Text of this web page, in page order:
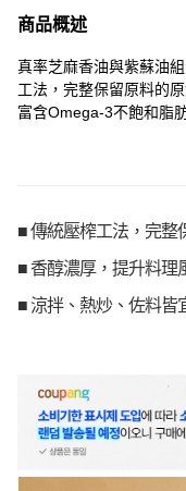
商品概述
真率芝麻香油與紫蘇油
工法，完整保留原料的
富含Omega-3不飽和脂
升食材的風味層次。讓
■ 傳統壓榨工法，完整
■ 香醇濃厚，提升料理
■ 涼拌、熱炒、佐料皆